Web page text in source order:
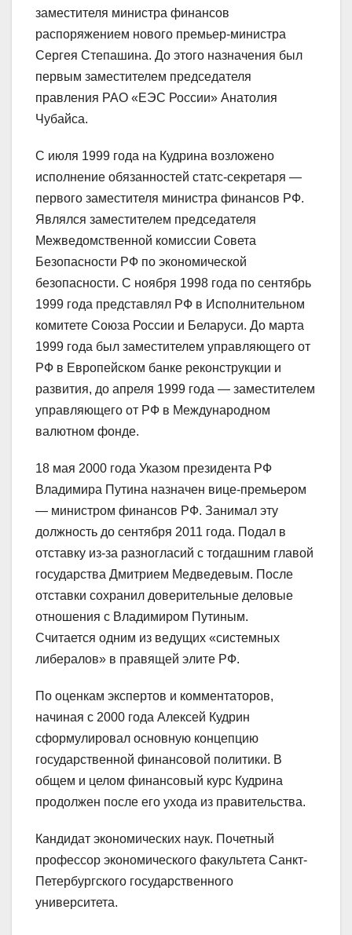
заместителя министра финансов
распоряжением нового премьер-министра
Сергея Степашина. До этого назначения был
первым заместителем председателя
правления РАО «ЕЭС России» Анатолия
Чубайса.
С июля 1999 года на Кудрина возложено
исполнение обязанностей статс-секретаря —
первого заместителя министра финансов РФ.
Являлся заместителем председателя
Межведомственной комиссии Совета
Безопасности РФ по экономической
безопасности. С ноября 1998 года по сентябрь
1999 года представлял РФ в Исполнительном
комитете Союза России и Беларуси. До марта
1999 года был заместителем управляющего от
РФ в Европейском банке реконструкции и
развития, до апреля 1999 года — заместителем
управляющего от РФ в Международном
валютном фонде.
18 мая 2000 года Указом президента РФ
Владимира Путина назначен вице-премьером
— министром финансов РФ. Занимал эту
должность до сентября 2011 года. Подал в
отставку из-за разногласий с тогдашним главой
государства Дмитрием Медведевым. После
отставки сохранил доверительные деловые
отношения с Владимиром Путиным.
Считается одним из ведущих «системных
либералов» в правящей элите РФ.
По оценкам экспертов и комментаторов,
начиная с 2000 года Алексей Кудрин
сформулировал основную концепцию
государственной финансовой политики. В
общем и целом финансовый курс Кудрина
продолжен после его ухода из правительства.
Кандидат экономических наук. Почетный
профессор экономического факультета Санкт-
Петербургского государственного
университета.